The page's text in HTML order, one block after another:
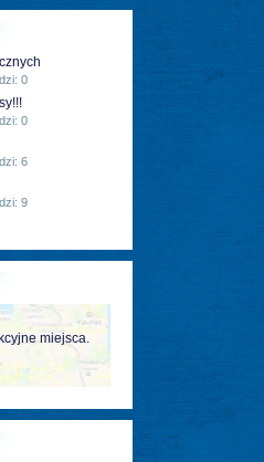
0
0
6
9
miejsca.